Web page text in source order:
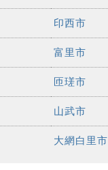
印西市
富里市
匝瑳市
山武市
大網白里市